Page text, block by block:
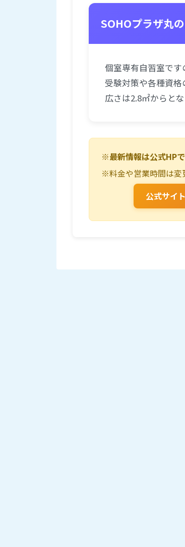
SOHOプラザ丸
個室専有自習室です
受験対策や各種資格
広さは2.8㎡からとな
※最新情報は公式HP
※料金や営業時間は変
公式サイ